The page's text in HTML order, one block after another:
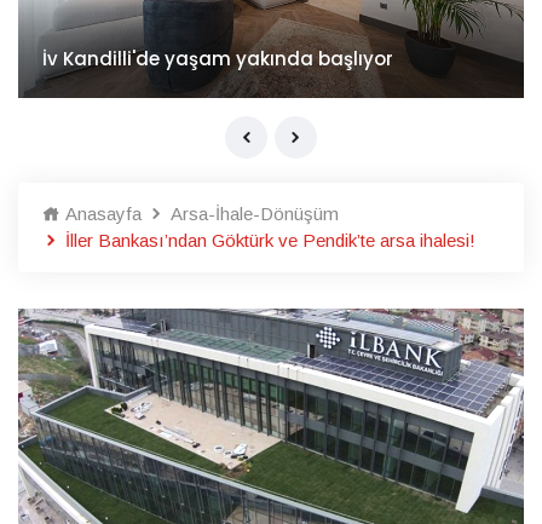
İv Kandilli'de yaşam yakında başlıyor
Anasayfa
Arsa-İhale-Dönüşüm
İller Bankası’ndan Göktürk ve Pendik’te arsa ihalesi!